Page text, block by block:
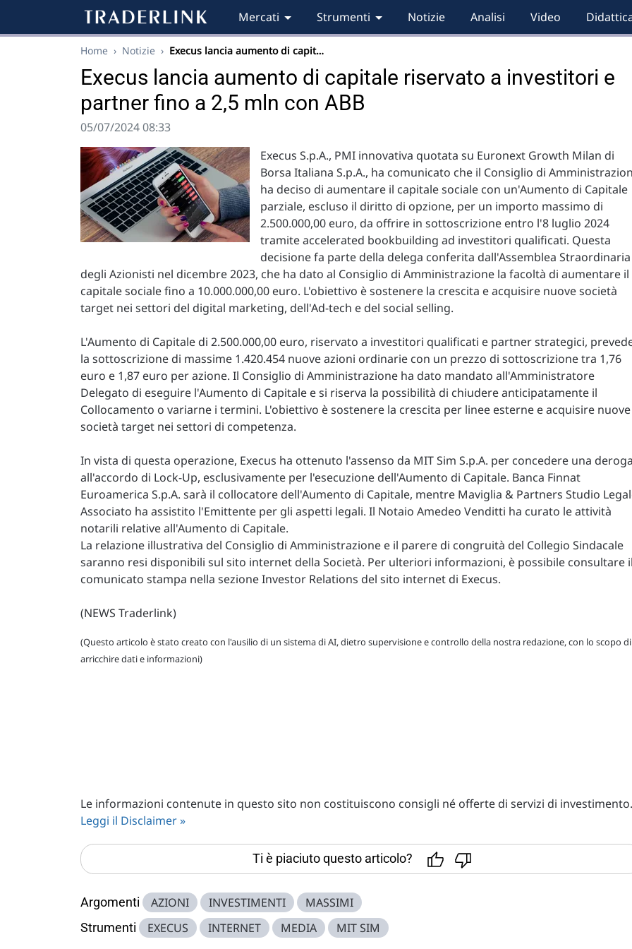
Mercati Strumenti Notizie Analisi Video
Home › Notizie › Execus lancia aumento di capit…
Execus lancia aumento di capitale riservato a investitori e
partner fino a 2,5 mln con ABB
05/07/2024 08:33
Execus S.p.A., PMI innovativa quotata su Euronext Growth Milan di
Borsa Italiana S.p.A., ha comunicato che il Consiglio di
ha deciso di aumentare il capitale sociale con un'Aumento di Capitale
parziale, escluso il diritto di opzione, per un importo massimo di
2.500.000,00 euro, da offrire in sottoscrizione entro l'8 luglio 2024
tramite accelerated bookbuilding ad investitori qualificati. Questa
decisione fa parte della delega conferita dall'Assemblea Straordinaria
degli Azionisti nel dicembre 2023, che ha dato al Consiglio di Amministrazione la facoltà di aumentare il
capitale sociale fino a 10.000.000,00 euro. L'obiettivo è sostenere la crescita e acquisire nuove società
target nei settori del digital marketing, dell'Ad-tech e del social selling.
L'Aumento di Capitale di 2.500.000,00 euro, riservato a investitori qualificati e partner strategici,
la sottoscrizione di massime 1.420.454 nuove azioni ordinarie con un prezzo di sottoscrizione tra 1,76
euro e 1,87 euro per azione. Il Consiglio di Amministrazione ha dato mandato all'Amministratore
Delegato di eseguire l'Aumento di Capitale e si riserva la possibilità di chiudere anticipatamente il
Collocamento o variarne i termini. L'obiettivo è sostenere la crescita per linee esterne e acquisire nuove
società target nei settori di competenza.
In vista di questa operazione, Execus ha ottenuto l'assenso da MIT Sim S.p.A. per concedere una deroga
all'accordo di Lock-Up, esclusivamente per l'esecuzione dell'Aumento di Capitale. Banca Finnat
Euroamerica S.p.A. sarà il collocatore dell'Aumento di Capitale, mentre Maviglia & Partners Studio
Associato ha assistito l'Emittente per gli aspetti legali. Il Notaio Amedeo Venditti ha curato le attività
notarili relative all'Aumento di Capitale.
La relazione illustrativa del Consiglio di Amministrazione e il parere di congruità del Collegio Sindacale
saranno resi disponibili sul sito internet della Società. Per ulteriori informazioni, è possibile consultare il
comunicato stampa nella sezione Investor Relations del sito internet di Execus.
(NEWS Traderlink)
(Questo articolo è stato creato con l'ausilio di un sistema di AI, dietro supervisione e controllo della nostra redazione, con lo scopo di
arricchire dati e informazioni)
Le informazioni contenute in questo sito non costituiscono consigli né offerte di servizi di investimento.
Leggi il Disclaimer »
Ti è piaciuto questo articolo?
Argomenti AZIONI INVESTIMENTI MASSIMI
Strumenti EXECUS INTERNET MEDIA MIT SIM